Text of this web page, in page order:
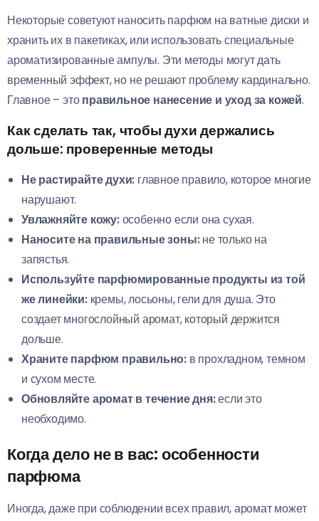
Некоторые советуют наносить парфюм на ватные диски и
хранить их в пакетиках, или использовать специальные
ароматизированные ампулы. Эти методы могут дать
временный эффект, но не решают проблему кардинально.
Главное – этоправильное нанесение и уход за кожей.
Как сделать так, чтобы духи держались
дольше: проверенные методы
Не растирайте духи: главное правило, которое многие
нарушают.
Увлажняйте кожу:особенно если она сухая.
Наносите на правильные зоны:не только на
запястья.
Используйте парфюмированные продукты из той
же линейки:кремы, лосьоны, гели для душа. Это
создает многослойный аромат, который держится
дольше.
Храните парфюм правильно: в прохладном, темном
и сухом месте.
Обновляйте аромат в течение дня:если это
необходимо.
Когда дело не в вас: особенности
парфюма
Иногда, даже при соблюдении всех правил, аромат может